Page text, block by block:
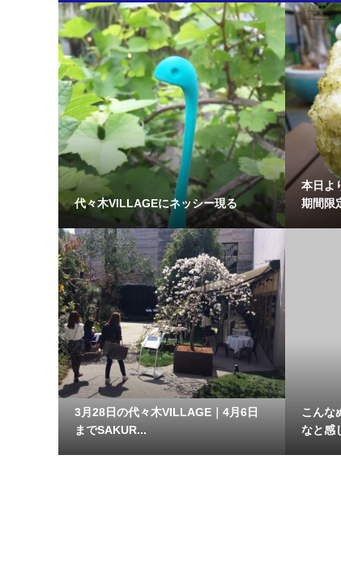
代々木VILLAGEにネッシー現る
本日よ
期間限
3月28日の代々木VILLAGE｜4月6日
までSAKUR...
こんな
なと感